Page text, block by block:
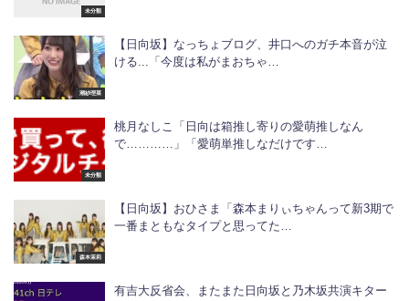
未分類
潮紗理菜
【日向坂】なっちょブログ、井口へのガチ本音が泣
ける...「今度は私がまおちゃ…
未分類
桃月なしこ「日向は箱推し寄りの愛萌推しなん
で…………」「愛萌単推しなだけです…
森本茉莉
【日向坂】おひさま「森本まりぃちゃんって新3期で
一番まともなタイプと思ってた…
有吉大反省会、またまた日向坂と乃木坂共演キター